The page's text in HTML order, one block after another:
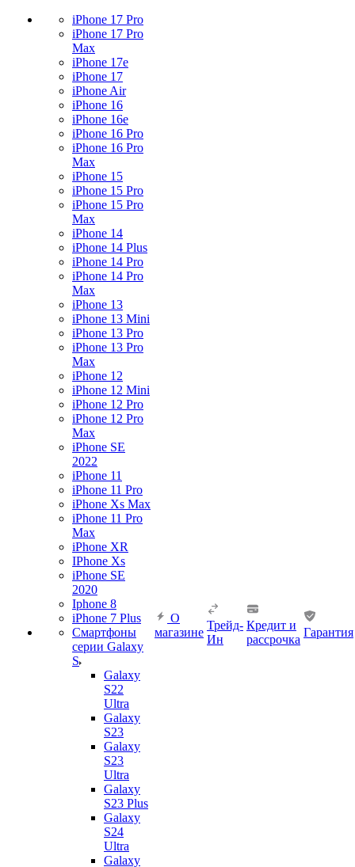
iPhone 17 Pro
iPhone 17 Pro
Max
iPhone 17e
iPhone 17
iPhone Air
iPhone 16
iPhone 16e
iPhone 16 Pro
iPhone 16 Pro
Max
iPhone 15
iPhone 15 Pro
iPhone 15 Pro
Max
iPhone 14
iPhone 14 Plus
iPhone 14 Pro
iPhone 14 Pro
Max
iPhone 13
iPhone 13 Mini
iPhone 13 Pro
iPhone 13 Pro
Max
iPhone 12
iPhone 12 Mini
iPhone 12 Pro
iPhone 12 Pro
Max
iPhone SE
2022
iPhone 11
iPhone 11 Pro
iPhone Xs Max
iPhone 11 Pro
Max
iPhone XR
IPhone Xs
iPhone SE
2020
Iphone 8
iPhone 7 Plus
Смартфоны
серии Galaxy
S
Galaxy
S22
Ultra
Galaxy
S23
Galaxy
S23
Ultra
Galaxy
S23 Plus
Galaxy
S24
Ultra
Galaxy
О
магазине
Трейд-
Ин
Кредит и
рассрочка
Гарантия